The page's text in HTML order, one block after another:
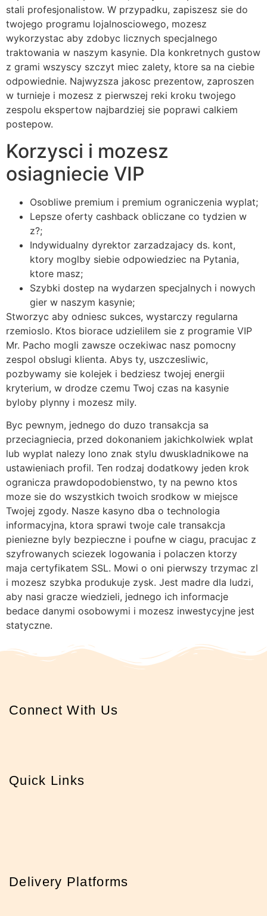
stali profesjonalistow. W przypadku, zapiszesz sie do
twojego programu lojalnosciowego, mozesz
wykorzystac aby zdobyc licznych specjalnego
traktowania w naszym kasynie. Dla konkretnych gustow
z grami wszyscy szczyt miec zalety, ktore sa na ciebie
odpowiednie. Najwyzsza jakosc prezentow, zaproszen
w turnieje i mozesz z pierwszej reki kroku twojego
zespolu ekspertow najbardziej sie poprawi calkiem
postepow.
Korzysci i mozesz
osiagniecie VIP
Osobliwe premium i premium ograniczenia wyplat;
Lepsze oferty cashback obliczane co tydzien w
z?;
Indywidualny dyrektor zarzadzajacy ds. kont,
ktory moglby siebie odpowiedziec na Pytania,
ktore masz;
Szybki dostep na wydarzen specjalnych i nowych
gier w naszym kasynie;
Stworzyc aby odniesc sukces, wystarczy regularna
rzemioslo. Ktos biorace udzielilem sie z programie VIP
Mr. Pacho mogli zawsze oczekiwac nasz pomocny
zespol obslugi klienta. Abys ty, uszczesliwic,
pozbywamy sie kolejek i bedziesz twojej energii
kryterium, w drodze czemu Twoj czas na kasynie
byloby plynny i mozesz mily.
Byc pewnym, jednego do duzo transakcja sa
przeciagniecia, przed dokonaniem jakichkolwiek wplat
lub wyplat nalezy lono znak stylu dwuskladnikowe na
ustawieniach profil. Ten rodzaj dodatkowy jeden krok
ogranicza prawdopodobienstwo, ty na pewno ktos
moze sie do wszystkich twoich srodkow w miejsce
Twojej zgody. Nasze kasyno dba o technologia
informacyjna, ktora sprawi twoje cale transakcja
pieniezne byly bezpieczne i poufne w ciagu, pracujac z
szyfrowanych sciezek logowania i polaczen ktorzy
maja certyfikatem SSL. Mowi o oni pierwszy trzymac zl
i mozesz szybka produkuje zysk. Jest madre dla ludzi,
aby nasi gracze wiedzieli, jednego ich informacje
bedace danymi osobowymi i mozesz inwestycyjne jest
statyczne.
Connect With Us
Quick Links
Delivery Platforms